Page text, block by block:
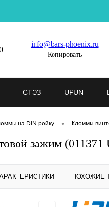
info@bars-phoenix.ru
Копировать
СТЭЗ UPUN
на DIN-рейку • Клеммы
зажим (011371
ПОХОЖИЕ